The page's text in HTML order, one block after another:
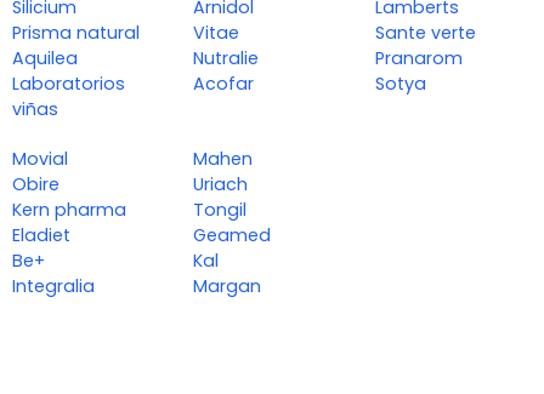
Silicium
Prisma natural
Aquilea
Laboratorios
viñas
Arnidol
Vitae
Nutralie
Acofar
Lamberts
Sante verte
Pranarom
Sotya
Movial
Obire
Kern pharma
Eladiet
Be+
Integralia
Mahen
Uriach
Tongil
Geamed
Kal
Margan